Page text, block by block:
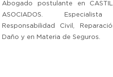
Abogado postulante en
ASOCIADOS.
Responsabilidad Civil,
Daño y en Materia de Seguros.